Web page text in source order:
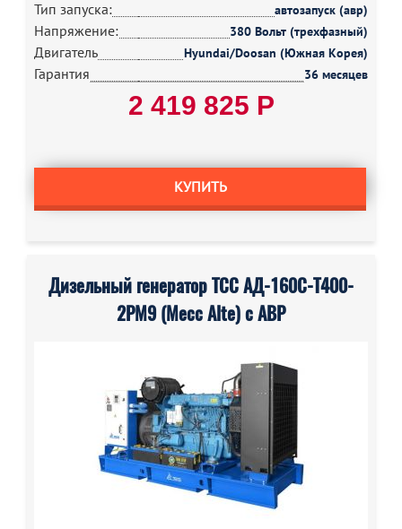
Тип запуска: автозапуск (авр)
Напряжение: 380 Вольт (трехфазный)
Двигатель Hyundai/Doosan (Южная Корея)
Гарантия 36 месяцев
2 419 825 Р
КУПИТЬ
Дизельный генератор ТСС АД-160С-Т400-
2РМ9 (Mecc Alte) с АВР